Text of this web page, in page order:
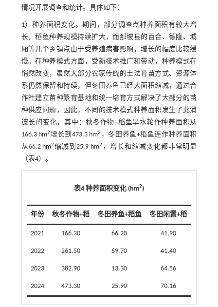
情况开展调查和统计。具体如下：
1）种养面积变化。期间，部分调查点种养面积有较大增
长，稻鱼种养规模持续扩大，而那坡县的百合、德隆、城
厢等几个乡镇点由于受养殖病害影响，增长的幅度比较缓
慢。在种养模式方面，受新技术推广和带动，种养模式在
悄然改变，虽然大部分农家传统的土法育苗方式、资源体
系仍然保留和持续，但冬田养鱼已经大面积缩减，通过合
作社建立苗种繁育基地和统一培育方式解决了大部分的苗
种供应问题，因此，不同的技术模式种养面积发生了此消
彼长的变化，其中：秋冬作物+稻鱼旱水轮作种养面积从
166.3 hm2增长到473.3 hm2 ，冬田养鱼+稻鱼连作种养面积
从66.2 hm2缩减到25.9 hm2 ，增长和缩减变化都非常明显
（表4）。
表4 种养面积变化 (hm2)
年份 秋冬作物+稻 冬田养鱼+稻鱼 冬田闲置+稻
2021 166.30 66.20 41.90
2022 261.50 69.70 41.40
2023 382.90 13.30 64.56
2024 473.30 25.90 70.16